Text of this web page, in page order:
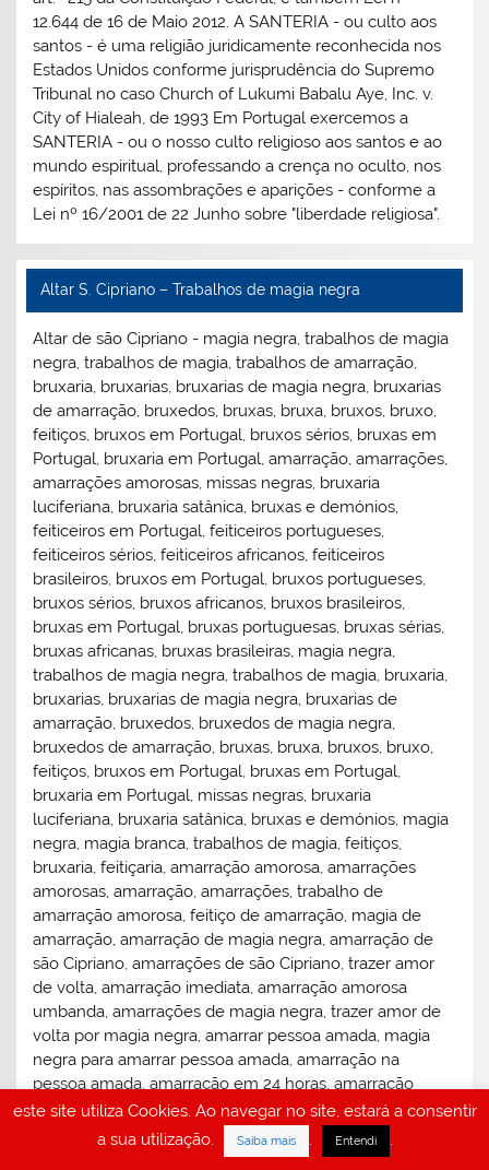
12.644 de 16 de Maio 2012. A SANTERIA - ou culto aos
santos - é uma religião juridicamente reconhecida nos
Estados Unidos conforme jurisprudência do Supremo
Tribunal no caso Church of Lukumi Babalu Aye, Inc. v.
City of Hialeah, de 1993 Em Portugal exercemos a
SANTERIA - ou o nosso culto religioso aos santos e ao
mundo espiritual, professando a crença no oculto, nos
espíritos, nas assombrações e aparições - conforme a
Lei nº 16/2001 de 22 Junho sobre "liberdade religiosa".
Altar S. Cipriano – Trabalhos de magia negra
Altar de são Cipriano - magia negra, trabalhos de magia
negra, trabalhos de magia, trabalhos de amarração,
bruxaria, bruxarias, bruxarias de magia negra, bruxarias
de amarração, bruxedos, bruxas, bruxa, bruxos, bruxo,
feitiços, bruxos em Portugal, bruxos sérios, bruxas em
Portugal, bruxaria em Portugal, amarração, amarrações,
amarrações amorosas, missas negras, bruxaria
luciferiana, bruxaria satânica, bruxas e demónios,
feiticeiros em Portugal, feiticeiros portugueses,
feiticeiros sérios, feiticeiros africanos, feiticeiros
brasileiros, bruxos em Portugal, bruxos portugueses,
bruxos sérios, bruxos africanos, bruxos brasileiros,
bruxas em Portugal, bruxas portuguesas, bruxas sérias,
bruxas africanas, bruxas brasileiras, magia negra,
trabalhos de magia negra, trabalhos de magia, bruxaria,
bruxarias, bruxarias de magia negra, bruxarias de
amarração, bruxedos, bruxedos de magia negra,
bruxedos de amarração, bruxas, bruxa, bruxos, bruxo,
feitiços, bruxos em Portugal, bruxas em Portugal,
bruxaria em Portugal, missas negras, bruxaria
luciferiana, bruxaria satânica, bruxas e demónios, magia
negra, magia branca, trabalhos de magia, feitiços,
bruxaria, feitiçaria, amarração amorosa, amarrações
amorosas, amarração, amarrações, trabalho de
amarração amorosa, feitiço de amarração, magia de
amarração, amarração de magia negra, amarração de
são Cipriano, amarrações de são Cipriano, trazer amor
de volta, amarração imediata, amarração amorosa
umbanda, amarrações de magia negra, trazer amor de
volta por magia negra, amarrar pessoa amada, magia
negra para amarrar pessoa amada, amarração na
pessoa amada, amarração em 24 horas, amarração
garantida, amarração infalível, amarração definitiva,
amarração amorosa santeria, amarração amorosa orixás,
amarrar marido, amarrar mulher, amarrar homem,
este site utiliza Cookies. Ao navegar no site, estará a consentir
a sua utilização.
Saiba mais . Entendi .